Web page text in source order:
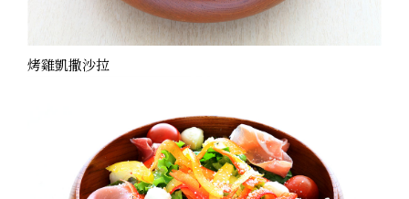
烤雞凱撒沙拉